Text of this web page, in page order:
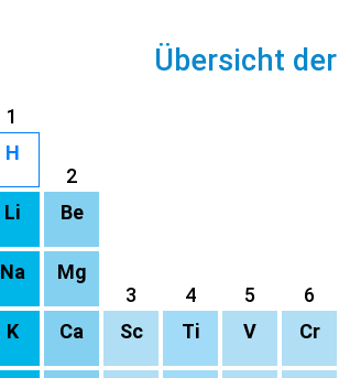
Übersicht
1
H
2
Li Be
Na
Mg
3
4 5 6
K Ca Sc Ti V Cr